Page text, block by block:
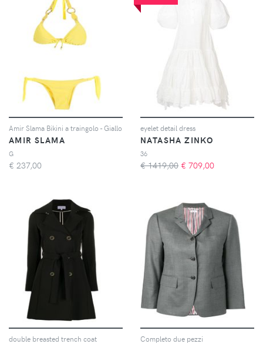
Amir Slama Bikini a traingolo - Giallo
AMIR SLAMA
G
€ 237,00
eyelet detail dress
NATASHA ZINKO
36
€ 1419,00 € 709,00
double breasted trench coat Completo due pezzi